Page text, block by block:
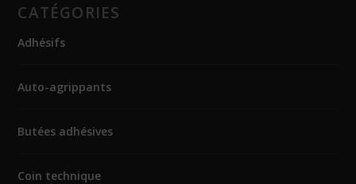
CATÉGORIES
Adhésifs
Auto-agrippants
Butées adhésives
Coin technique